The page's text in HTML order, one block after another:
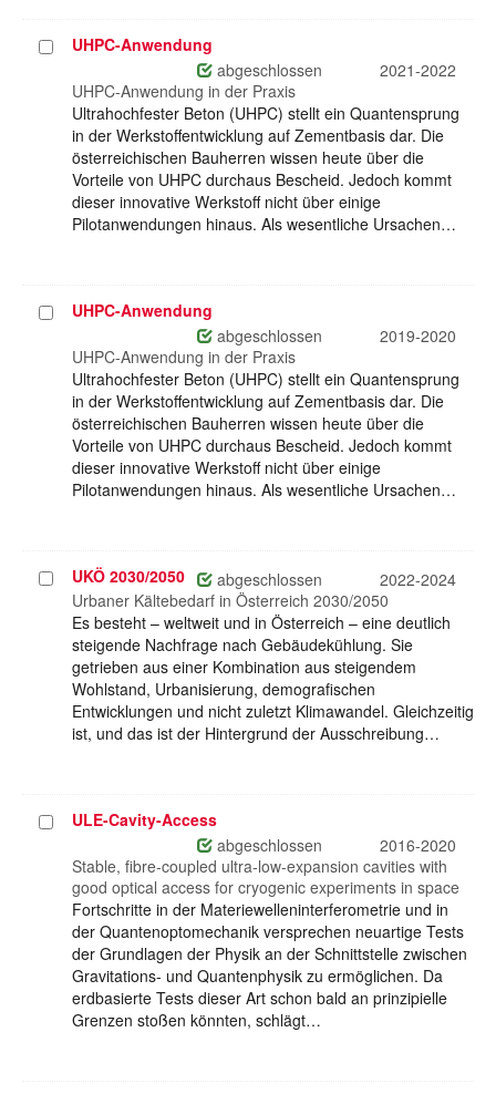
ProjektUHPC-Anwendung
abgeschlossen
2021-2022
UHPC-Anwendung in der Praxis
Ultrahochfester Beton (UHPC) stellt ein Quantensprung
in der Werkstoffentwicklung auf Zementbasis dar. Die
österreichischen Bauherren wissen heute über die
Vorteile von UHPC durchaus Bescheid. Jedoch kommt
dieser innovative Werkstoff nicht über einige
Pilotanwendungen hinaus. Als wesentliche Ursachen…
ProjektUHPC-Anwendung
abgeschlossen
2019-2020
UHPC-Anwendung in der Praxis
Ultrahochfester Beton (UHPC) stellt ein Quantensprung
in der Werkstoffentwicklung auf Zementbasis dar. Die
österreichischen Bauherren wissen heute über die
Vorteile von UHPC durchaus Bescheid. Jedoch kommt
dieser innovative Werkstoff nicht über einige
Pilotanwendungen hinaus. Als wesentliche Ursachen…
Projekt
auswählen
UKÖ 2030/2050 abgeschlossen
2022-2024
Urbaner Kältebedarf in Österreich 2030/2050
Es besteht – weltweit und in Österreich – eine deutlich
steigende Nachfrage nach Gebäudekühlung. Sie
getrieben aus einer Kombination aus steigendem
Wohlstand, Urbanisierung, demografischen
Entwicklungen und nicht zuletzt Klimawandel. Gleichzeitig
ist, und das ist der Hintergrund der Ausschreibung…
ProjektULE-Cavity-Access
abgeschlossen
2016-2020
Stable, fibre-coupled ultra-low-expansion cavities with
good optical access for cryogenic experiments in space
Fortschritte in der Materiewelleninterferometrie und in
der Quantenoptomechanik versprechen neuartige Tests
der Grundlagen der Physik an der Schnittstelle zwischen
Gravitations- und Quantenphysik zu ermöglichen. Da
erdbasierte Tests dieser Art schon bald an prinzipielle
Grenzen stoßen könnten, schlägt…